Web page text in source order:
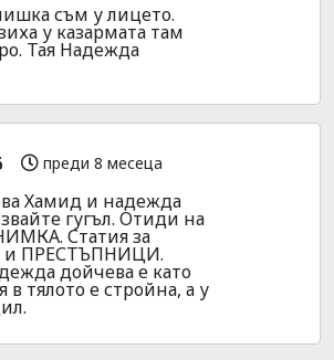
съм у лицето.
у казармата там
Тая Надежда
преди 8 месеца
Хамид и надежда
гугъл. Отиди на
Статия за
ПРЕСТЪПНИЦИ.
дойчева е като
в тялото е стройна, а у